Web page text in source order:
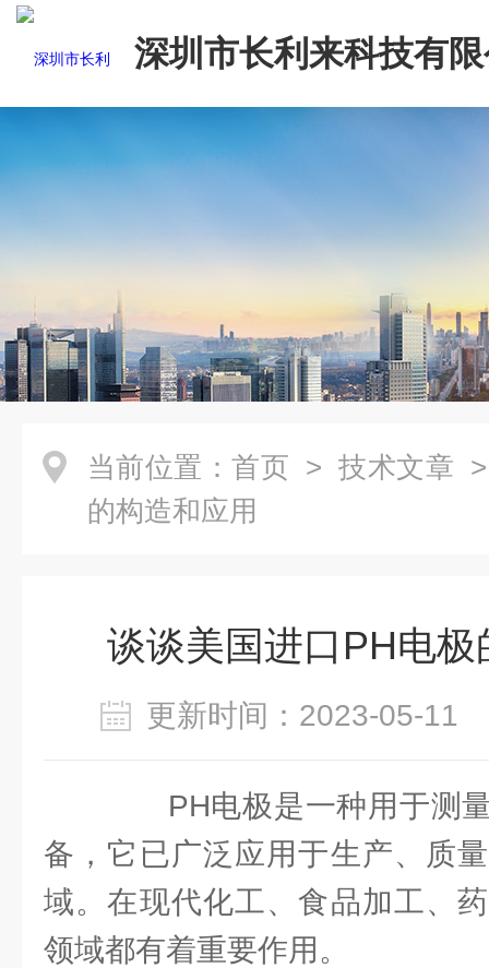
深圳市长利来科技有
当前位置： 首页 > 技术文章
的构造和应用
谈谈美国进口PH电
更新时间：2023-05-
PH电极是一种用于测量
备，它已广泛应用于生产、质
域。在现代化工、食品加工、
领域都有着重要作用。